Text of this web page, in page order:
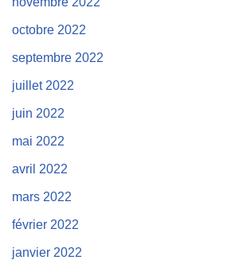
octobre 2022
septembre 2022
juillet 2022
juin 2022
mai 2022
avril 2022
mars 2022
février 2022
janvier 2022